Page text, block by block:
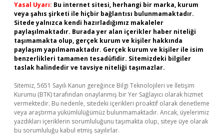
Yasal Uyarı: Bu internet sitesi, herhangi bir marka, kurum
veya şahıs şirketi ile hiçbir bağlantısı bulunmamaktadır.
Sitede yalnızca kendi hazırladığımız makaleler
paylaşılmaktadır. Burada yer alan içerikler haber niteliği
taşımamakta olup, gerçek kurum ve kişiler hakkında
paylaşım yapılmamaktadır. Gerçek kurum ve kişiler ile isim
benzerlikleri tamamen tesadüfidir. Sitemizdeki bilgiler
taslak halindedir ve tavsiye niteliği taşımazlar.
Sitemiz, 5651 Sayılı Kanun gereğince Bilgi Teknolojileri ve İletişim
Kurumu (BTK) tarafından onaylanmış bir Yer Sağlayıcı olarak hizmet
vermektedir. Bu nedenle, sitedeki içerikleri proaktif olarak denetleme
veya araştırma yükümlülüğümüz bulunmamaktadır. Ancak, üyelerimiz
yazdıkları içeriklerin sorumluluğunu taşımakta olup, siteye üye olarak
bu sorumluluğu kabul etmiş sayılırlar.